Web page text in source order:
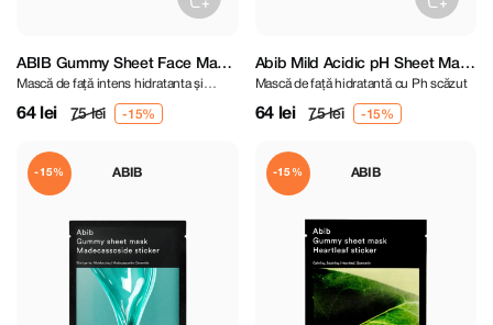
ABIB Gummy Sheet Face Mask
Sedum Hyaluron Sticker
Mască de față intens hidratanta și
64 lei 75 lei
Abib Mild Acidic pH Sheet Mask
Aqua Fit
Mască de față hidratantă cu Ph scăzut
64 lei 75 lei
ABIB
-15% ABIB
-15%